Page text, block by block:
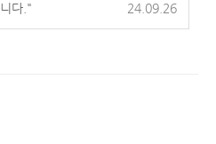
다."
24.09.26